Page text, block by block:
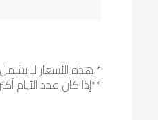
* هذه الأسعار لا
**إذا كان عدد الأيام أكثر من 35 يومًا ، فسيتم إضافة